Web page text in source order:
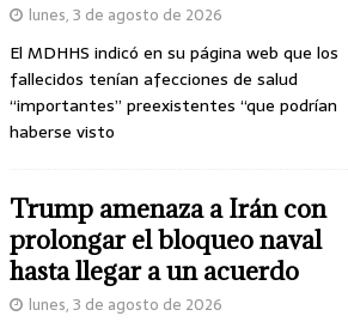
lunes, 3 de agosto de 2026
El MDHHS indicó en su página web que los
fallecidos tenían afecciones de salud
“importantes” preexistentes “que podrían
haberse visto
Trump amenaza a Irán con
prolongar el bloqueo naval
hasta llegar a un acuerdo
lunes, 3 de agosto de 2026